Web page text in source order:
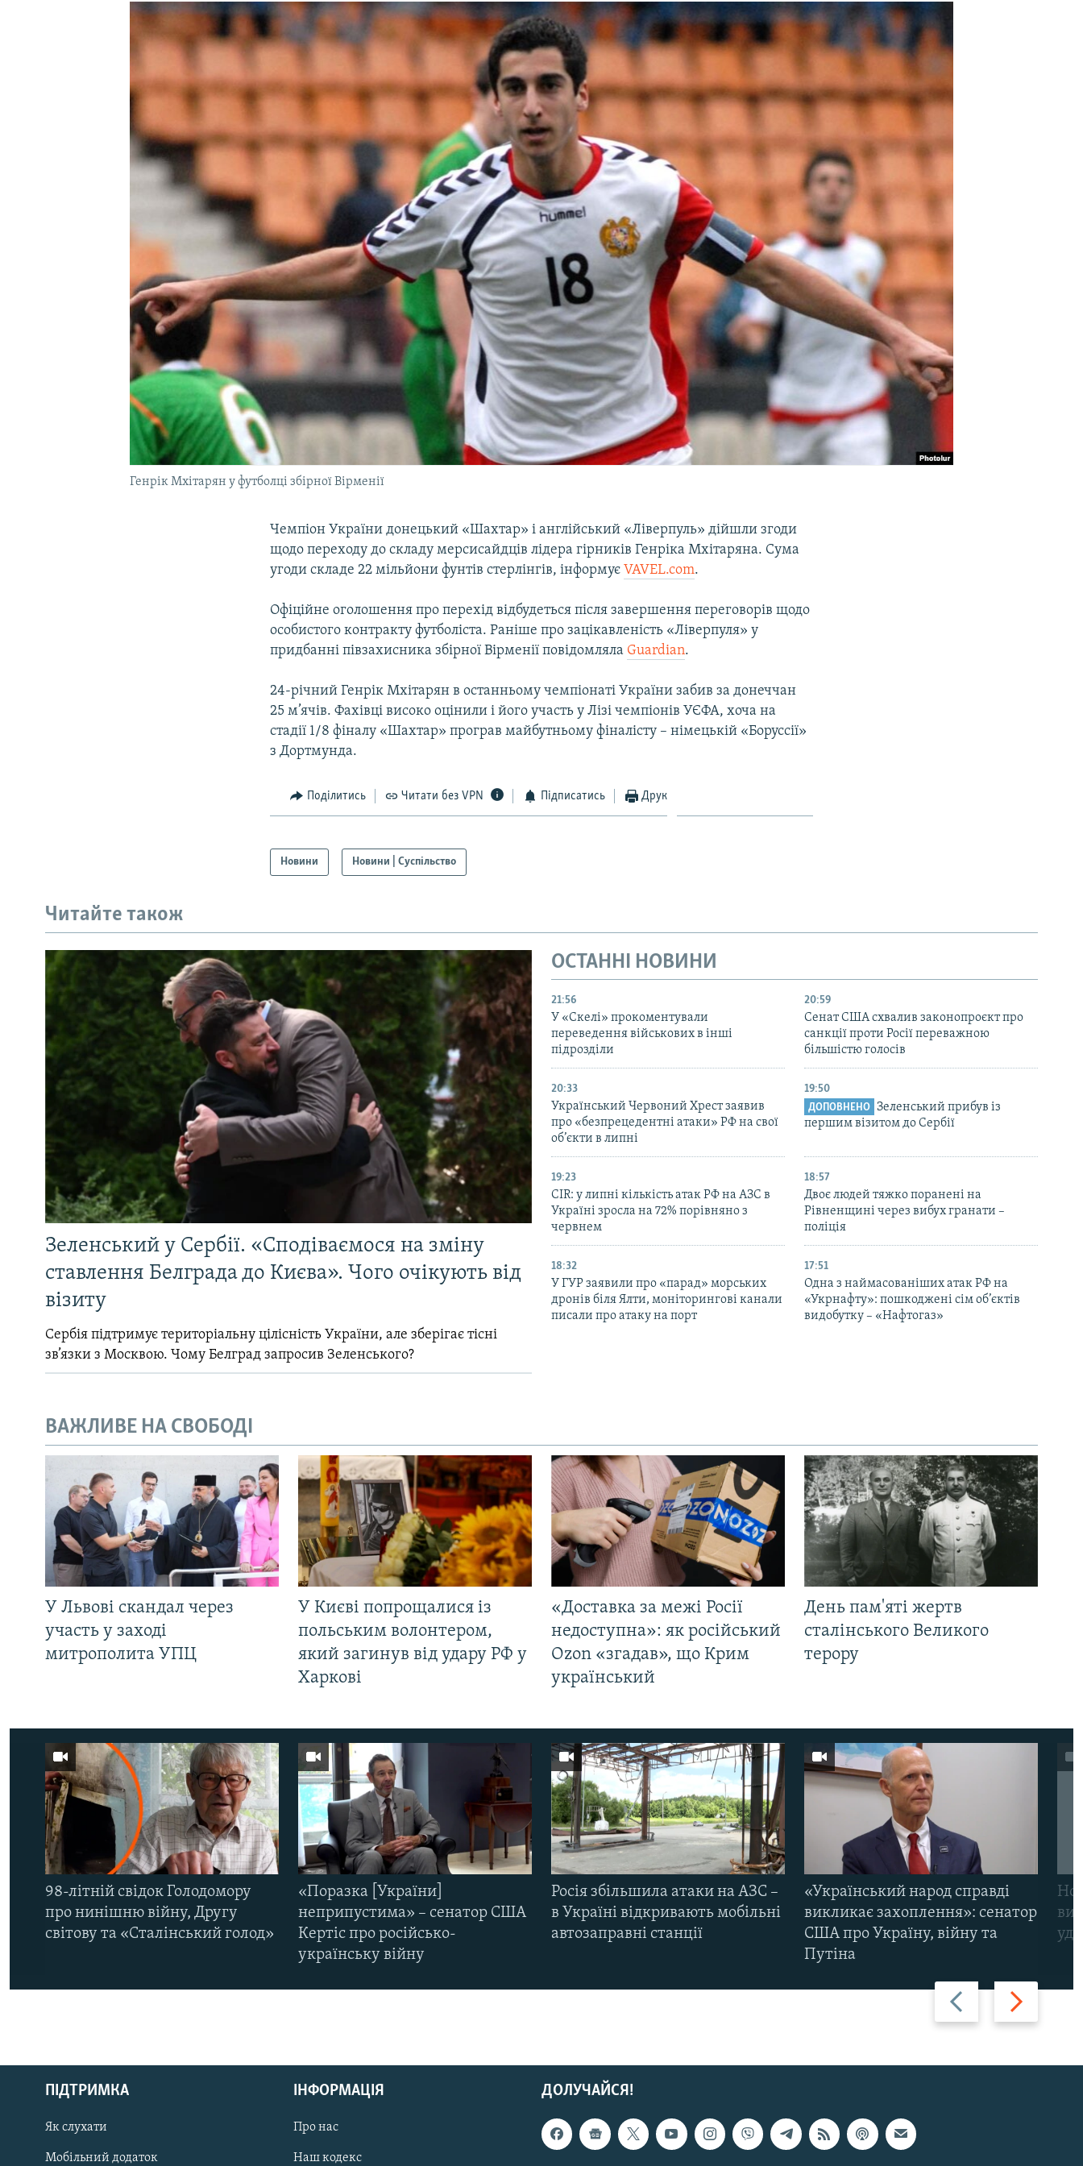
РУС
Генрік Мхітарян у футболці збірної Вірменії
Чемпіон України донецький «Шахтар» і англійський «Ліверпуль» дійшли згоди
щодо переходу до складу мерсисайдців лідера гірників Генріка Мхітаряна. Сума
угоди складе 22 мільйони фунтів стерлінгів, інформуєVAVEL.com.
Офіційне оголошення про перехід відбудеться після завершення переговорів щодо
особистого контракту футболіста. Раніше про зацікавленість «Ліверпуля» у
придбанні півзахисника збірної Вірменії повідомляла Guardian.
24-річний Генрік Мхітарян в останньому чемпіонаті України забив за донеччан
25 м’ячів. Фахівці високо оцінили і його участь у Лізі чемпіонів УЄФА, хоча на
стадії 1/8 фіналу «Шахтар» програв майбутньому фіналісту – німецькій «Боруссії»
з Дортмунда.
Поділитись Читати без VPN Підписатись Друк
Новини Новини | Суспільство
Читайте також
Зеленський у Сербії. «Сподіваємося на зміну
ставлення Белграда до Києва». Чого очікують від
візиту
Сербія підтримує територіальну цілісність України, але зберігає тісні
зв’язки з Москвою. Чому Белград запросив Зеленського?
ОСТАННІ НОВИНИ
21:56
У «Скелі» прокоментували
переведення військових в інші
підрозділи
20:59
Cенат США схвалив законопроєкт про
санкції проти Росії переважною
більшістю голосів
20:33
Український Червоний Хрест заявив
про «безпрецедентні атаки» РФ на свої
об’єкти в липні
19:50
ДОПОВНЕНО
Зеленський прибув із
першим візитом до Сербії
19:23
CIR: у липні кількість атак РФ на АЗС в
Україні зросла на 72% порівняно з
червнем
18:57
Двоє людей тяжко поранені на
Рівненщині через вибух гранати –
поліція
18:32
У ГУР заявили про «парад» морських
дронів біля Ялти, моніторингові канали
писали про атаку на порт
17:51
Одна з наймасованіших атак РФ на
«Укрнафту»: пошкоджені сім об’єктів
видобутку – «Нафтогаз»
ВАЖЛИВЕ НА СВОБОДІ
У Львові скандал через
участь у заході
митрополита УПЦ
У Києві попрощалися із
польським волонтером,
який загинув від удару РФ у
Харкові
«Доставка за межі Росії
недоступна»: як російський
Ozon «згадав», що Крим
український
День пам'яті жертв
сталінського Великого
терору
Назад Вперед
98-літній свідок Голодомору
про нинішню війну, Другу
світову та «Сталінський голод»
«Поразка [України]
неприпустима» – сенатор США
Кертіс про російсько-
українську війну
Росія збільшила атаки на АЗС –
в Україні відкривають мобільні
автозаправні станції
«Український народ справді
викликає захоплення»: сенатор
США про Україну, війну та
Путіна
ДОЛУЧАЙСЯ!
ПІДТРИМКА
Як слухати
Мобільний додаток
ІНФОРМАЦІЯ
Про нас
Наш кодекс